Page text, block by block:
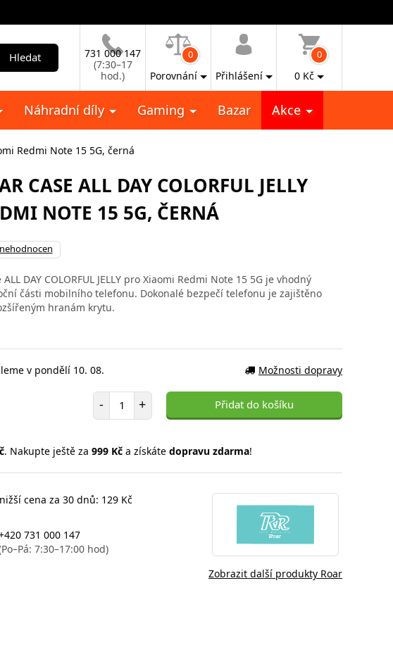
Hledat
731 000 147
(7:30–17
hod.)
0
Porovnání Přihlášení
0
0 Kč
Náhradní díly Gaming Bazar Akce
Redmi Note 15 5G, černá
CASE ALL DAY COLORFUL JELLY
NOTE 15 5G, ČERNÁ
DAY COLORFUL JELLY pro Xiaomi Redmi Note 15 5G je vhodný
části mobilního telefonu. Dokonalé bezpečí telefonu je zajištěno
hranám krytu.
v pondělí 10. 08. Možnosti dopravy
- Počet položek
+ Přidat do košíku
. Nakupte ještě za 999 Kča získáte dopravu zdarma!
cena za 30 dnů: 129 Kč
731 000 147
7:30–17:00 hod)
Zobrazit další produkty Roar